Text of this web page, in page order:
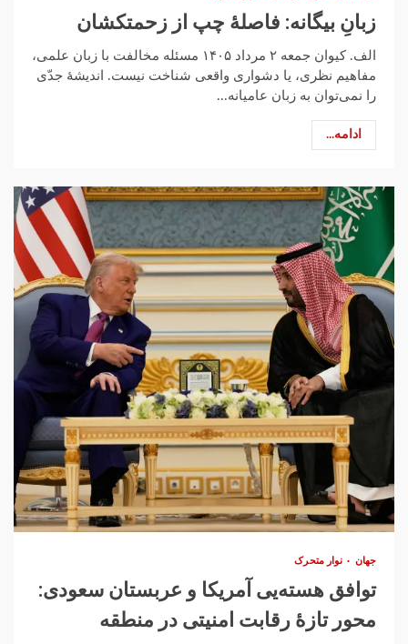
زبانِ بیگانه: فاصلهٔ چپ از زحمتکشان
الف. کیوان جمعه ۲ مرداد ۱۴۰۵ مسئله مخالفت با زبان علمی،
مفاهیم نظری، یا دشواری واقعی شناخت نیست. اندیشهٔ جدّی
را نمی‌توان به زبان عامیانه...
ادامه...
جهان نوار متحرک
توافق هسته‌یی آمریکا و عربستان سعودی:
محور تازهٔ رقابت امنیتی در منطقه